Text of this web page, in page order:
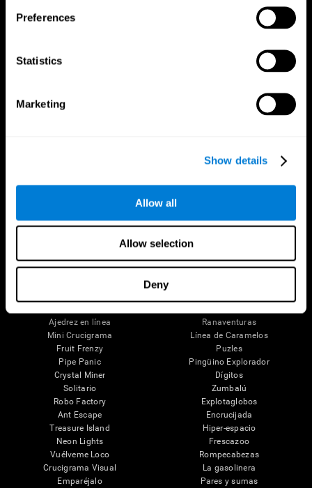
Preferences
Statistics
Marketing
Show details
Allow all
Allow selection
Deny
Tu Cerebro
Mente y Cerebro
Pérdida de Memoria
Funciones Ejecutivas
Percepción
Investigación
Juegos de Ordenador
Personas Mayores Saludables (iTV)
Entrenamiento Adultos Mayores
Estado cognitivo en mayores
Juegos Mentales
Ajedrez en línea
Mini Crucigrama
Fruit Frenzy
Pipe Panic
Crystal Miner
Solitario
Robo Factory
Ant Escape
Treasure Island
Neon Lights
Vuélveme Loco
Crucigrama Visual
Emparéjalo
Ranaventuras
Línea de Caramelos
Puzles
Pingüino Explorador
Dígitos
Zumbalú
Explotaglobos
Encrucijada
Hiper-espacio
Frescazoo
Rompecabezas
La gasolinera
Pares y sumas